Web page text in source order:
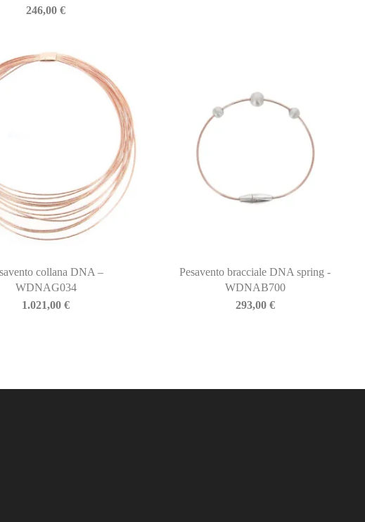
246,00€
collana DNA –
WDNAG034
1.021,00€
Pesavento bracciale DNA spring -
WDNAB700
293,00 €